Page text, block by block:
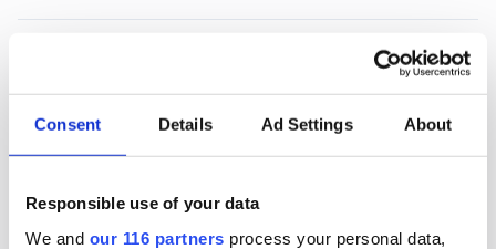
Consent Details Ad Settings About
Responsible use of your data
We and our 116 partners process your personal data,
Rött för Obeya
För första gången sedan starten 2015 har pr-
räkenskapsåret 2025.